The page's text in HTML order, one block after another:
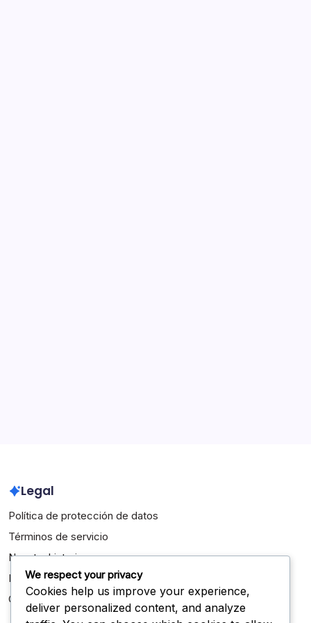
Legal
Política de protección de datos
Términos de servicio
Nuestra historia
Ponte en contacto
Cookies y seguimiento
We respect your privacy
Cookies help us improve your experience,
deliver personalized content, and analyze